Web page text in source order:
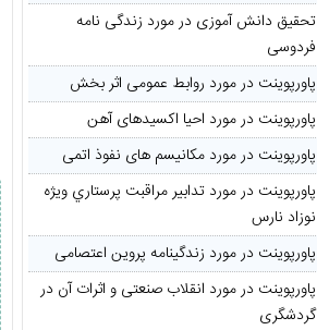
تحقیق دانش آموزی در مورد زندگی نامه
فردوسی
پاورپوینت در مورد روابط عمومی اثر بخش
پاورپوینت در مورد احیا اکسیدهای آهن
پاورپوینت در مورد مکانیسم های نفوذ اتمی
پاورپوینت در مورد تدابیر مراقبت پرستاري ويژه
نوزاد نارس
پاورپوینت در مورد زندگینامه پروین اعتصامی
پاورپوینت در مورد انقلاب صنعتی و اثرات آن در
گردشگری